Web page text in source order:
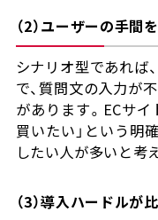
（2）ユーザーの手間
シナリオ型であれば
で、質問文の入力が
があります。ECサイ
買いたい」という明
したい人が多いと考
（3）導入ハードルが